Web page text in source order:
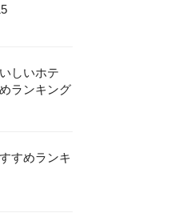
しいホテ
ランキング
すめランキ